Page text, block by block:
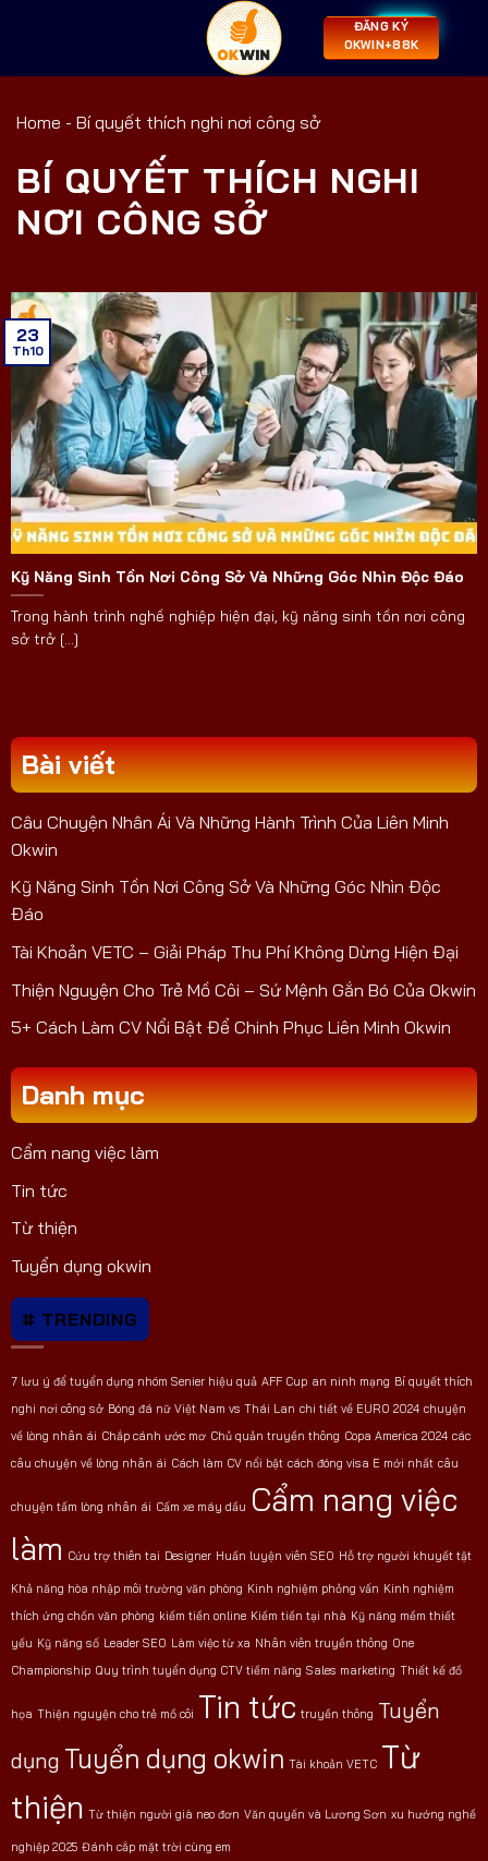
ĐĂNG KÝ
OKWIN+88K
Home - Bí quyết thích nghi nơi công sở
BÍ QUYẾT THÍCH NGHI
NƠI CÔNG SỞ
Kỹ Năng Sinh Tồn Nơi Công Sở Và Những Góc Nhìn Độc Đáo
Trong hành trình nghề nghiệp hiện đại, kỹ năng sinh tồn nơi công
sở trở [...]
23
Th10
Bài viết
Câu Chuyện Nhân Ái Và Những Hành Trình Của Liên Minh
Okwin
Kỹ Năng Sinh Tồn Nơi Công Sở Và Những Góc Nhìn Độc
Đáo
Tài Khoản VETC – Giải Pháp Thu Phí Không Dừng Hiện Đại
Thiện Nguyện Cho Trẻ Mồ Côi – Sứ Mệnh Gắn Bó Của Okwin
5+ Cách Làm CV Nổi Bật Để Chinh Phục Liên Minh Okwin
Danh mục
Cẩm nang việc làm
Tin tức
Từ thiện
Tuyển dụng okwin
# TRENDING
7 lưu ý để tuyển dụng nhóm Senier hiệu quả AFF Cup an ninh mạng Bí quyết thích
nghi nơi công sở Bóng đá nữ Việt Nam vs Thái Lan chi tiết về EURO 2024 chuyện
về lòng nhân ái Chắp cánh ước mơ Chủ quản truyền thông Copa America 2024 các
câu chuyện về lòng nhân ái Cách làm CV nổi bật cách đóng visa E mới nhất câu
chuyện tấm lòng nhân ái Cấm xe máy dầu Cẩm nang việc
làm Cứu trợ thiên tai Designer Huấn luyện viên SEO Hỗ trợ người khuyết tật
Khả năng hòa nhập môi trường văn phòng Kinh nghiệm phỏng vấn Kinh nghiệm
thích ứng chốn văn phòng kiếm tiền online Kiếm tiền tại nhà Kỹ năng mềm thiết
yếu Kỹ năng số Leader SEO Làm việc từ xa Nhân viên truyền thông One
Championship Quy trình tuyển dụng CTV tiềm năng Sales marketing Thiết kế đồ
họa Thiện nguyện cho trẻ mồ côi Tin tức truyền thông Tuyển
dụng Tuyển dụng okwin Tài khoản VETC Từ
thiện Từ thiện người già neo đơn Văn quyến và Lương Sơn xu hướng nghề
nghiệp 2025 Đánh cắp mặt trời cùng em